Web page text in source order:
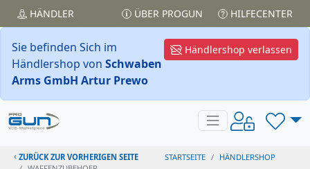
HÄNDLER ÜBER PROGUN HILFECENTER
Händlershop verlassen
Sie befinden Sich im
Händlershop von Schwaben
Arms GmbH Artur Prewo
ZURÜCK ZUR VORHERIGEN SEITE STARTSEITE
HÄNDLERSHOP